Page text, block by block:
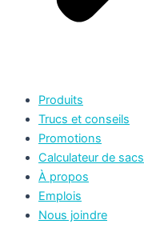
Produits
Trucs et conseils
Promotions
Calculateur de sacs
À propos
Emplois
Nous joindre